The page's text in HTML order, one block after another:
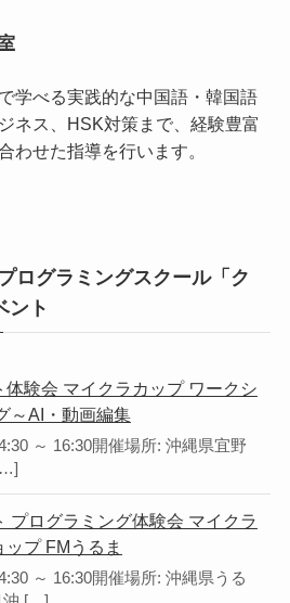
学べる実践的な中国語・韓国語
ネス、HSK対策まで、経験豊富
わせた指導を行います。
ログラミングスクール「ク
ント
験会 マイクラカップ ワークシ
～AI・動画編集
～ 16:30開催場所: 沖縄県宜野
プログラミング体験会 マイクラ
プ FMうるま
～ 16:30開催場所: 沖縄県うる